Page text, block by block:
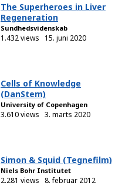
The Superheroes in Liver
Regeneration
Sundhedsvidenskab
1.432 views 15. juni 2020
Cells of Knowledge
(DanStem)
University of Copenhagen
3.610 views 3. marts 2020
Simon & Squid (Tegnefilm)
Niels Bohr Institutet
2.281 views 8. februar 2012